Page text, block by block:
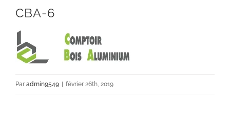
CBA-6
Par admin9549 | février 26th, 2019